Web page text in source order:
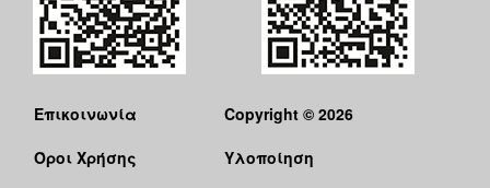
Επικοινωνία
Όροι Χρήσης
Copyright © 2026
Υλοποίηση